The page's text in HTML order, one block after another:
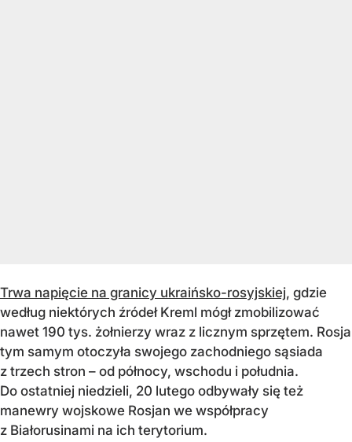
Trwa napięcie na granicy ukraińsko-rosyjskiej, gdzie
według niektórych źródeł Kreml mógł zmobilizować
nawet 190 tys. żołnierzy wraz z licznym sprzętem. Rosja
tym samym otoczyła swojego zachodniego sąsiada
z trzech stron – od północy, wschodu i południa.
Do ostatniej niedzieli, 20 lutego odbywały się też
manewry wojskowe Rosjan we współpracy
z Białorusinami na ich terytorium.